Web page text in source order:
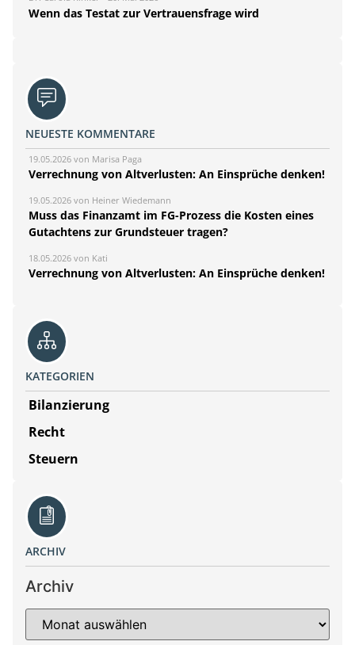
Wenn das Testat zur Vertrauensfrage wird
NEUESTE KOMMENTARE
19.05.2026 von Marisa Paga
Verrechnung von Altverlusten: An Einsprüche denken!
19.05.2026 von Heiner Wiedemann
Muss das Finanzamt im FG-Prozess die Kosten eines
Gutachtens zur Grundsteuer tragen?
18.05.2026 von Kati
Verrechnung von Altverlusten: An Einsprüche denken!
KATEGORIEN
Bilanzierung
Recht
Steuern
ARCHIV
Archiv